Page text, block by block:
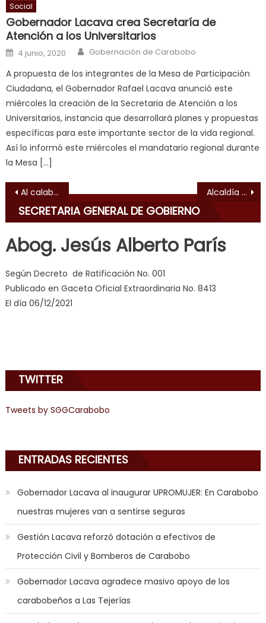
a
long
hard
fuck
ह,
dancer
milf,
de
pono
doido ,
about
joys
of
i
am
the
mood
to
play
jerk
off
game
with
Social
Gobernador Lacava crea Secretaría de
Atención a los Universitarios
Posted on
4 junio, 2020 Author
Gobernación de Carabobo
A propuesta de los integrantes de la Mesa de Participación
Ciudadana, el Gobernador Rafael Lacava anunció este
miércoles la creación de la Secretaria de Atención a los
Universitarios, instancia que desarrollará planes y propuestas
específicas para este importante sector de la vida regional.
Así lo informó este miércoles el mandatario regional durante
la Mesa […]
Navegación de entradas
Al calabozo presunto roba cables de la parroquia Catedral de Valencia Alcaldía realizará planes vacacionales para los chamos de Libertador
SECRETARIA GENERAL DE GOBIERNO
Abog. Jesús Alberto París
Según Decreto de Ratificación No. 001
Publicado en Gaceta Oficial Extraordinaria No. 8413
El día 06/12/2021
TWITTER
Tweets by SGGCarabobo
ENTRADAS RECIENTES
Gobernador Lacava al inaugurar UPROMUJER: En Carabobo
nuestras mujeres van a sentirse seguras
Gestión Lacava reforzó dotación a efectivos de
Protección Civil y Bomberos de Carabobo
Gobernador Lacava agradece masivo apoyo de los
carabobeños a Las Tejerías